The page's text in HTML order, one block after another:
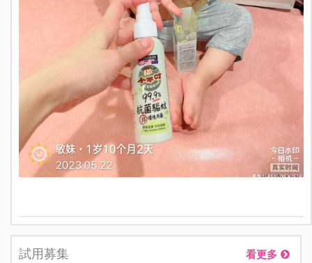
試用募集 看更多